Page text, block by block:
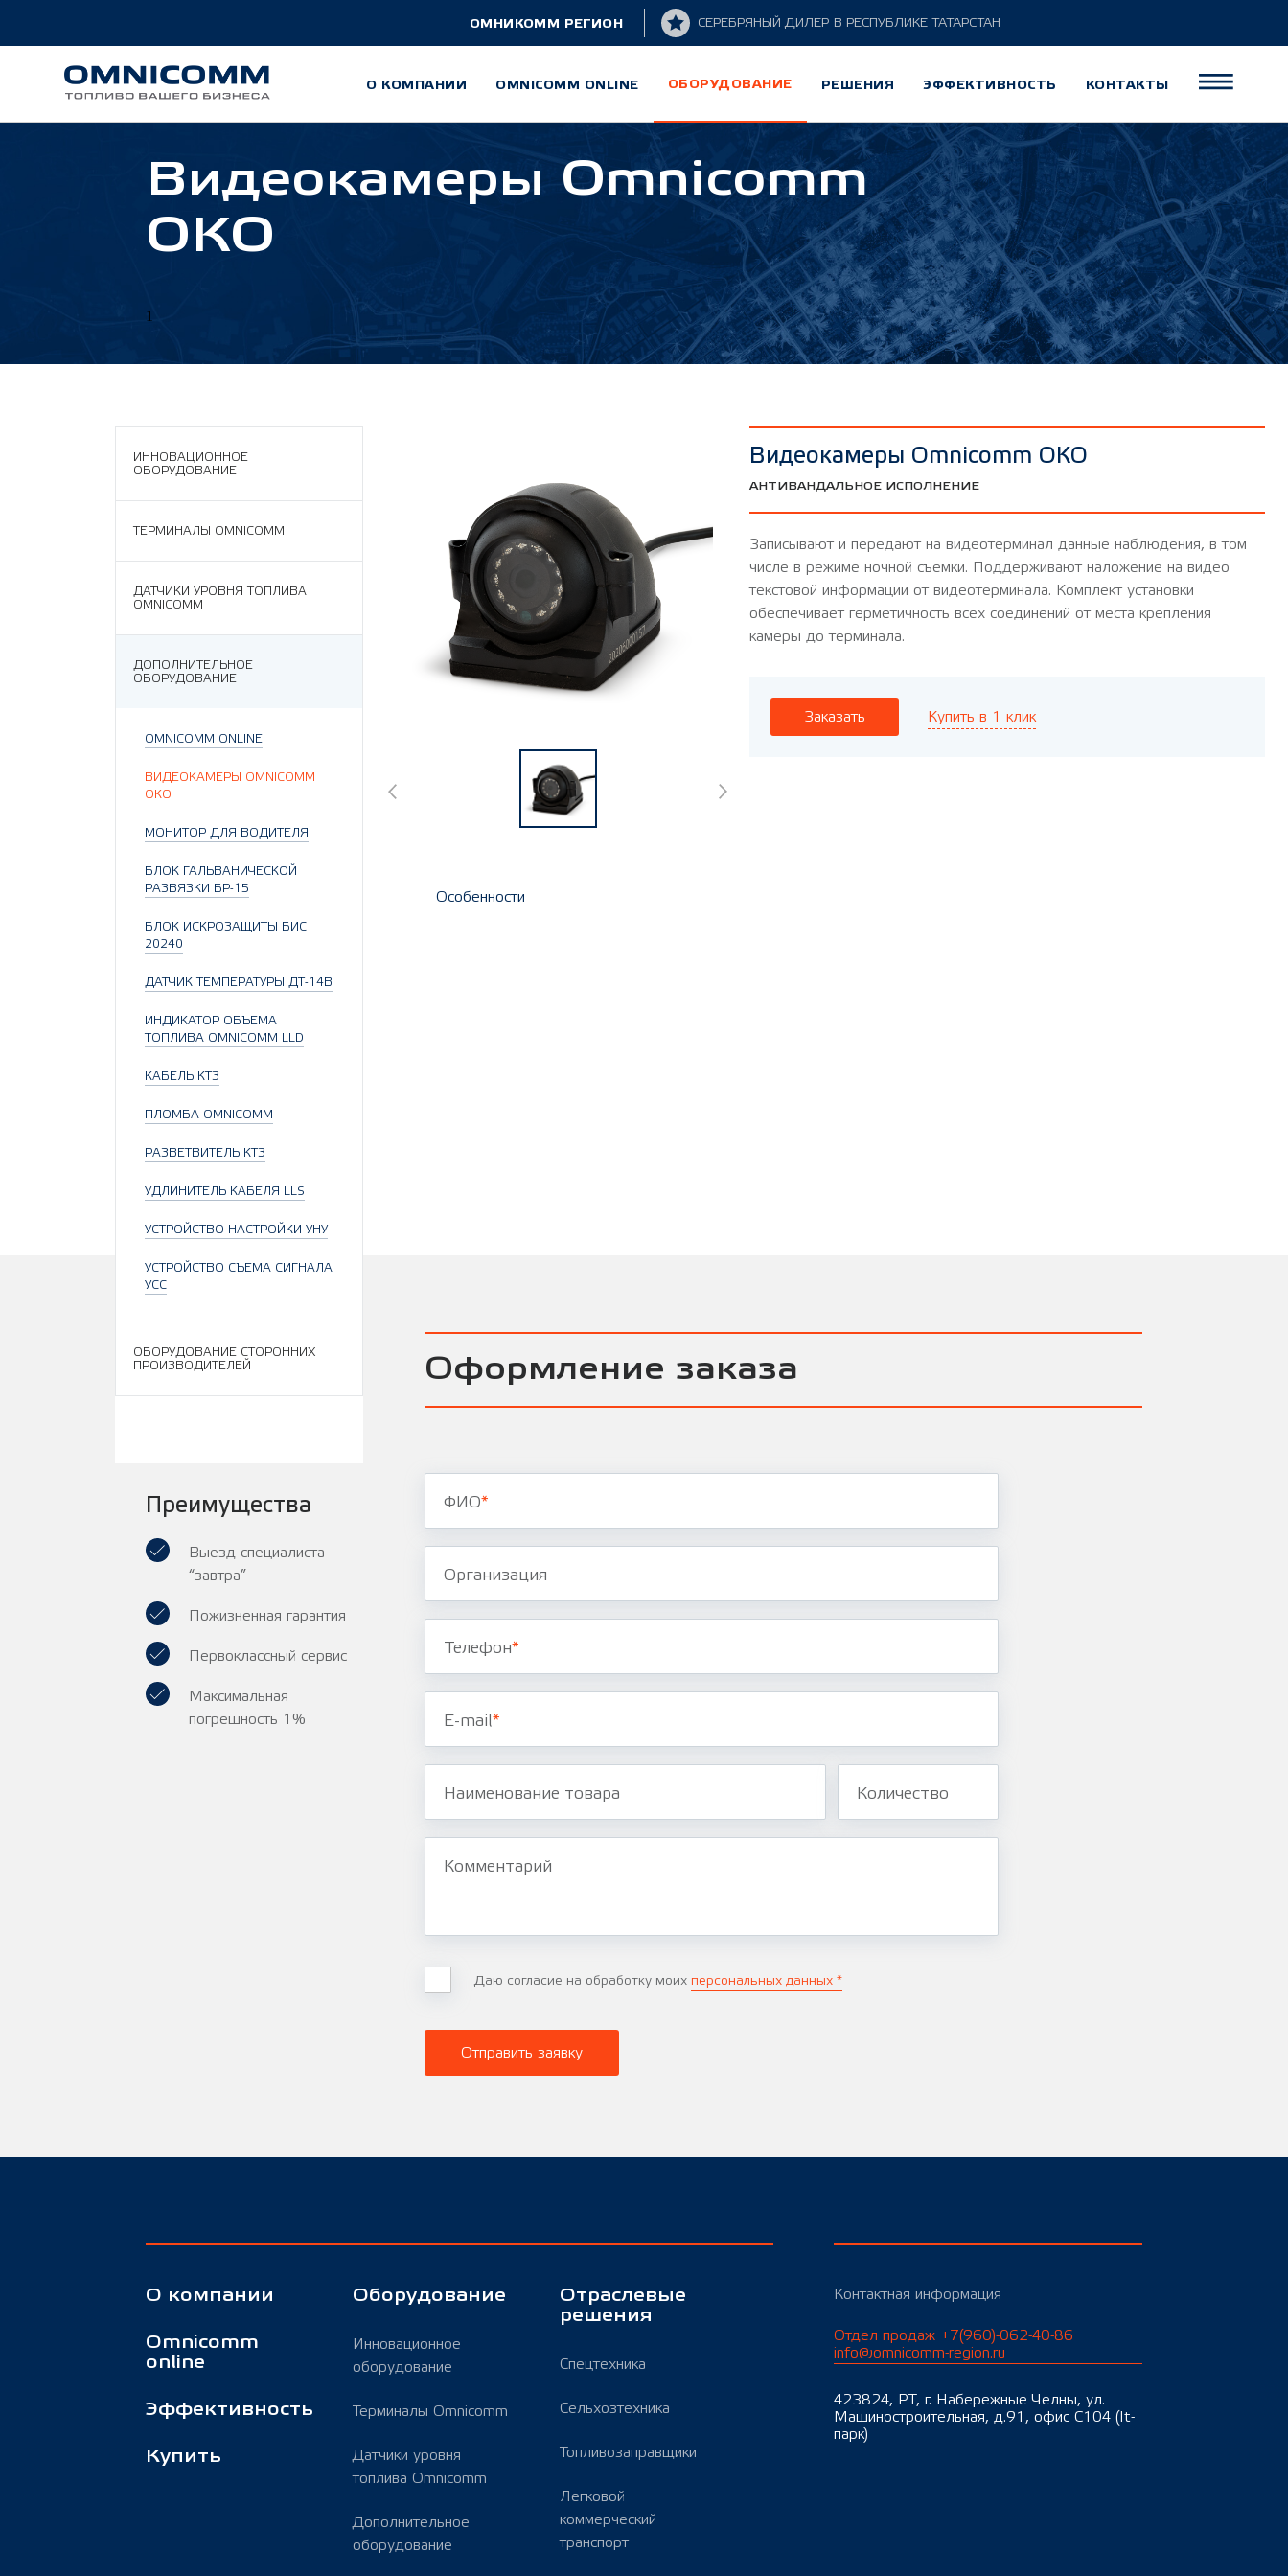
ОМНИКОММ РЕГИОН СЕРЕБРЯНЫЙ ДИЛЕР В РЕСПУБЛИКЕ ТАТАРСТАН
О КОМПАНИИ OMNICOMM ONLINE ОБОРУДОВАНИЕ РЕШЕНИЯ ЭФФЕКТИВНОСТЬ КОНТАКТЫ
Видеокамеры Omnicomm
ОКО
1
ИННОВАЦИОННОЕ
ОБОРУДОВАНИЕ
ТЕРМИНАЛЫ OMNICOMM
ДАТЧИКИ УРОВНЯ ТОПЛИВА
OMNICOMM
ДОПОЛНИТЕЛЬНОЕ
ОБОРУДОВАНИЕ
OMNICOMM ONLINE
ВИДЕОКАМЕРЫ OMNICOMM
ОКО
МОНИТОР ДЛЯ ВОДИТЕЛЯ
БЛОК ГАЛЬВАНИЧЕСКОЙ
РАЗВЯЗКИ БР-15
БЛОК ИСКРОЗАЩИТЫ БИС
20240
ДАТЧИК ТЕМПЕРАТУРЫ ДТ-14В
ИНДИКАТОР ОБЪЕМА
ТОПЛИВА OMNICOMM LLD
КАБЕЛЬ КТЗ
ПЛОМБА OMNICOMM
РАЗВЕТВИТЕЛЬ КТЗ
УДЛИНИТЕЛЬ КАБЕЛЯ LLS
УСТРОЙСТВО НАСТРОЙКИ УНУ
УСТРОЙСТВО СЪЕМА СИГНАЛА
УСС
ОБОРУДОВАНИЕ СТОРОННИХ
ПРОИЗВОДИТЕЛЕЙ
Видеокамеры Omnicomm ОКО
АНТИВАНДАЛЬНОЕ ИСПОЛНЕНИЕ
Записывают и передают на видеотерминал данные наблюдения, в том
числе в режиме ночной съемки. Поддерживают наложение на видео
текстовой информации от видеотерминала. Комплект установки
обеспечивает герметичность всех соединений от места крепления
камеры до терминала.
Заказать Купить в 1 клик
Особенности
Оформление заказа
Преимущества
Выезд специалиста
“завтра”
Пожизненная гарантия
Первоклассный сервис
Максимальная
погрешность 1%
ФИО*
Организация
Телефон*
E-mail*
Наименование товара Количество
Комментарий
Даю согласие на обработку моих персональных данных *
Отправить заявку
О компании
Omnicomm
online
Эффективность
Купить
Оборудование
Инновационное
оборудование
Терминалы Omnicomm
Датчики уровня
топлива Omnicomm
Дополнительное
оборудование
Отраслевые
решения
Спецтехника
Сельхозтехника
Топливозаправщики
Легковой
коммерческий
транспорт
Контактная информация
Отдел продаж +7(960)-062-40-86
info@omnicomm-region.ru
423824, РТ, г. Набережные Челны, ул.
Машиностроительная, д.91, офис С104 (It-
парк)